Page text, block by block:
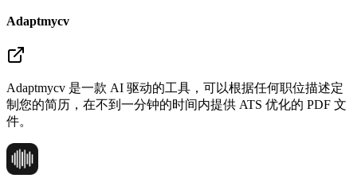
Adaptmycv
Adaptmycv 是一款 AI 驱动的工具，可以根据任何职位描述定
制您的简历，在不到一分钟的时间内提供 ATS 优化的 PDF 文
件。